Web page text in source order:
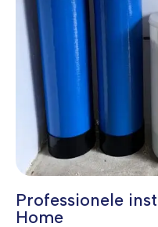
Professionele
Home